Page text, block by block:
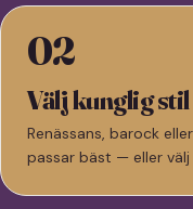
02
Välj kunglig stil
Renässans, barock
passar bäst — eller